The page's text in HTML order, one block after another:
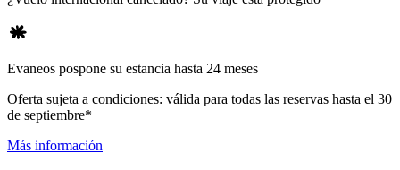
Evaneos pospone su estancia hasta 24 meses
Oferta sujeta a condiciones: válida para todas las reservas hasta el 30
de septiembre*
Más información